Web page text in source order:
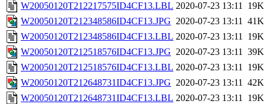
W20050120T212217575ID4CF13.LBL 2020-07-23 13:11 19K
W20050120T212348586ID4CF13.JPG 2020-07-23 13:11 41K
W20050120T212348586ID4CF13.LBL 2020-07-23 13:11 19K
W20050120T212518576ID4CF13.JPG 2020-07-23 13:11 39K
W20050120T212518576ID4CF13.LBL 2020-07-23 13:11 19K
W20050120T212648731ID4CF13.JPG 2020-07-23 13:11 42K
W20050120T212648731ID4CF13.LBL 2020-07-23 13:11 19K